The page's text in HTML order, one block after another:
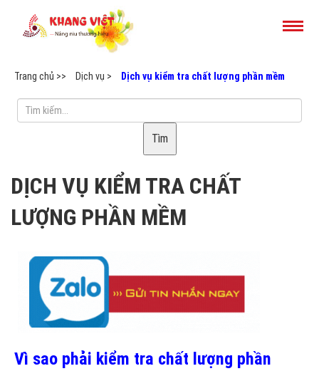
Trang chủ >> Dịch vụ > Dịch vụ kiểm tra chất lượng phần mềm
Tìm
DỊCH VỤ KIỂM TRA CHẤT
LƯỢNG PHẦN MỀM
Vì sao phải kiểm tra chất lượng phần